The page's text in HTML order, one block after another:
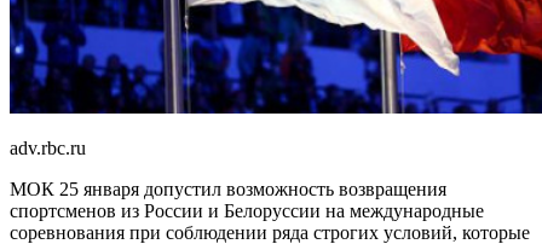
adv.rbc.ru
МОК 25 января допустил возможность возвращения
спортсменов из России и Белоруссии на международные
соревнования при соблюдении ряда строгих условий, которые